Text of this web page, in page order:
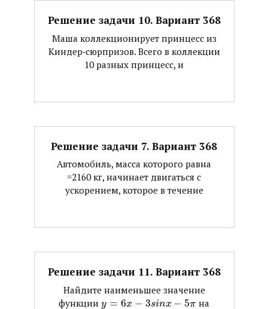
Решение задачи 10. Вариант 368
Маша коллекционирует принцесс из
Киндер‐сюрпризов. Всего в коллекции
10 разных принцесс, и
Решение задачи 7. Вариант 368
Автомобиль, масса которого равна
=2160 кг, начинает двигаться с
ускорением, которое в течение
Решение задачи 11. Вариант 368
Найдите наименьшее значение
функции ​ y = 6x − 3sinx − 5π ​ на